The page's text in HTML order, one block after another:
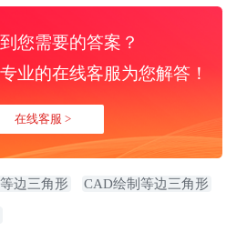
您需要的答案？
业的在线客服为您解答！
在线客服 >
边三角形 CAD绘制等边三角形